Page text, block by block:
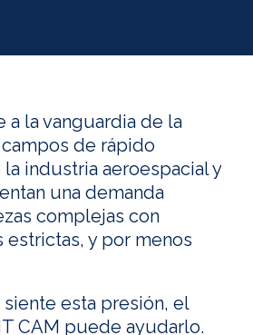
a la vanguardia de la
de rápido
industria aeroespacial y
una demanda
complejas con
estrictas, y por menos
esta presión, el
CAM puede ayudarlo.